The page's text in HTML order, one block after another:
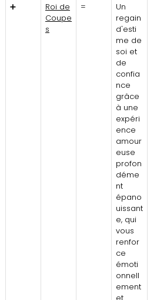
➕
Roi de
Coupe
s
=
Un
regain
d'esti
me de
soi et
de
confia
nce
grâce
à une
expéri
ence
amour
euse
profon
déme
nt
épano
uissant
e, qui
vous
renfor
ce
émoti
onnell
ement
et